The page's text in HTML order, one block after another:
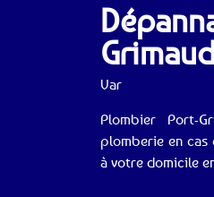
Var
Plombier Port-
plomberie en cas
à votre domicile